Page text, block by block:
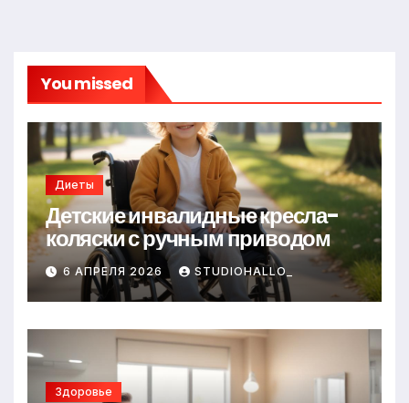
You missed
Диеты
Детские инвалидные кресла-
коляски с ручным приводом
6 АПРЕЛЯ 2026 STUDIOHALLO_
Здоровье